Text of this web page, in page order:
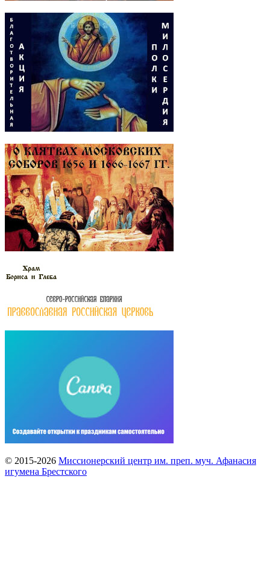
© 2015-2026 Миссионерский центр им. преп. муч. Афанасия
игумена Брестского